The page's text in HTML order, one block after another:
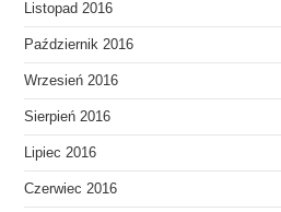
Listopad 2016
Październik 2016
Wrzesień 2016
Sierpień 2016
Lipiec 2016
Czerwiec 2016